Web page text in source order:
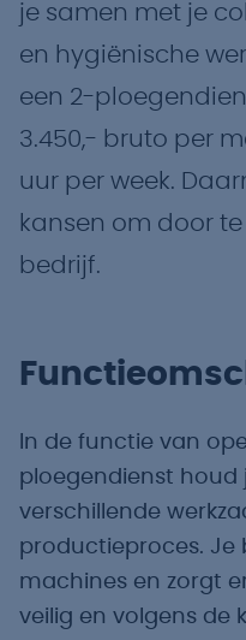
je samen met je
en hygiënische
een 2-
3.450,- bruto per
uur per week.
kansen om door
bedrijf.
In de functie van
ploegendienst houd
verschillende
productieproces. Je
machines en zorgt
veilig en volgens de